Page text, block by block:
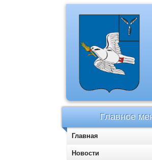
Главное
Главная
Новости